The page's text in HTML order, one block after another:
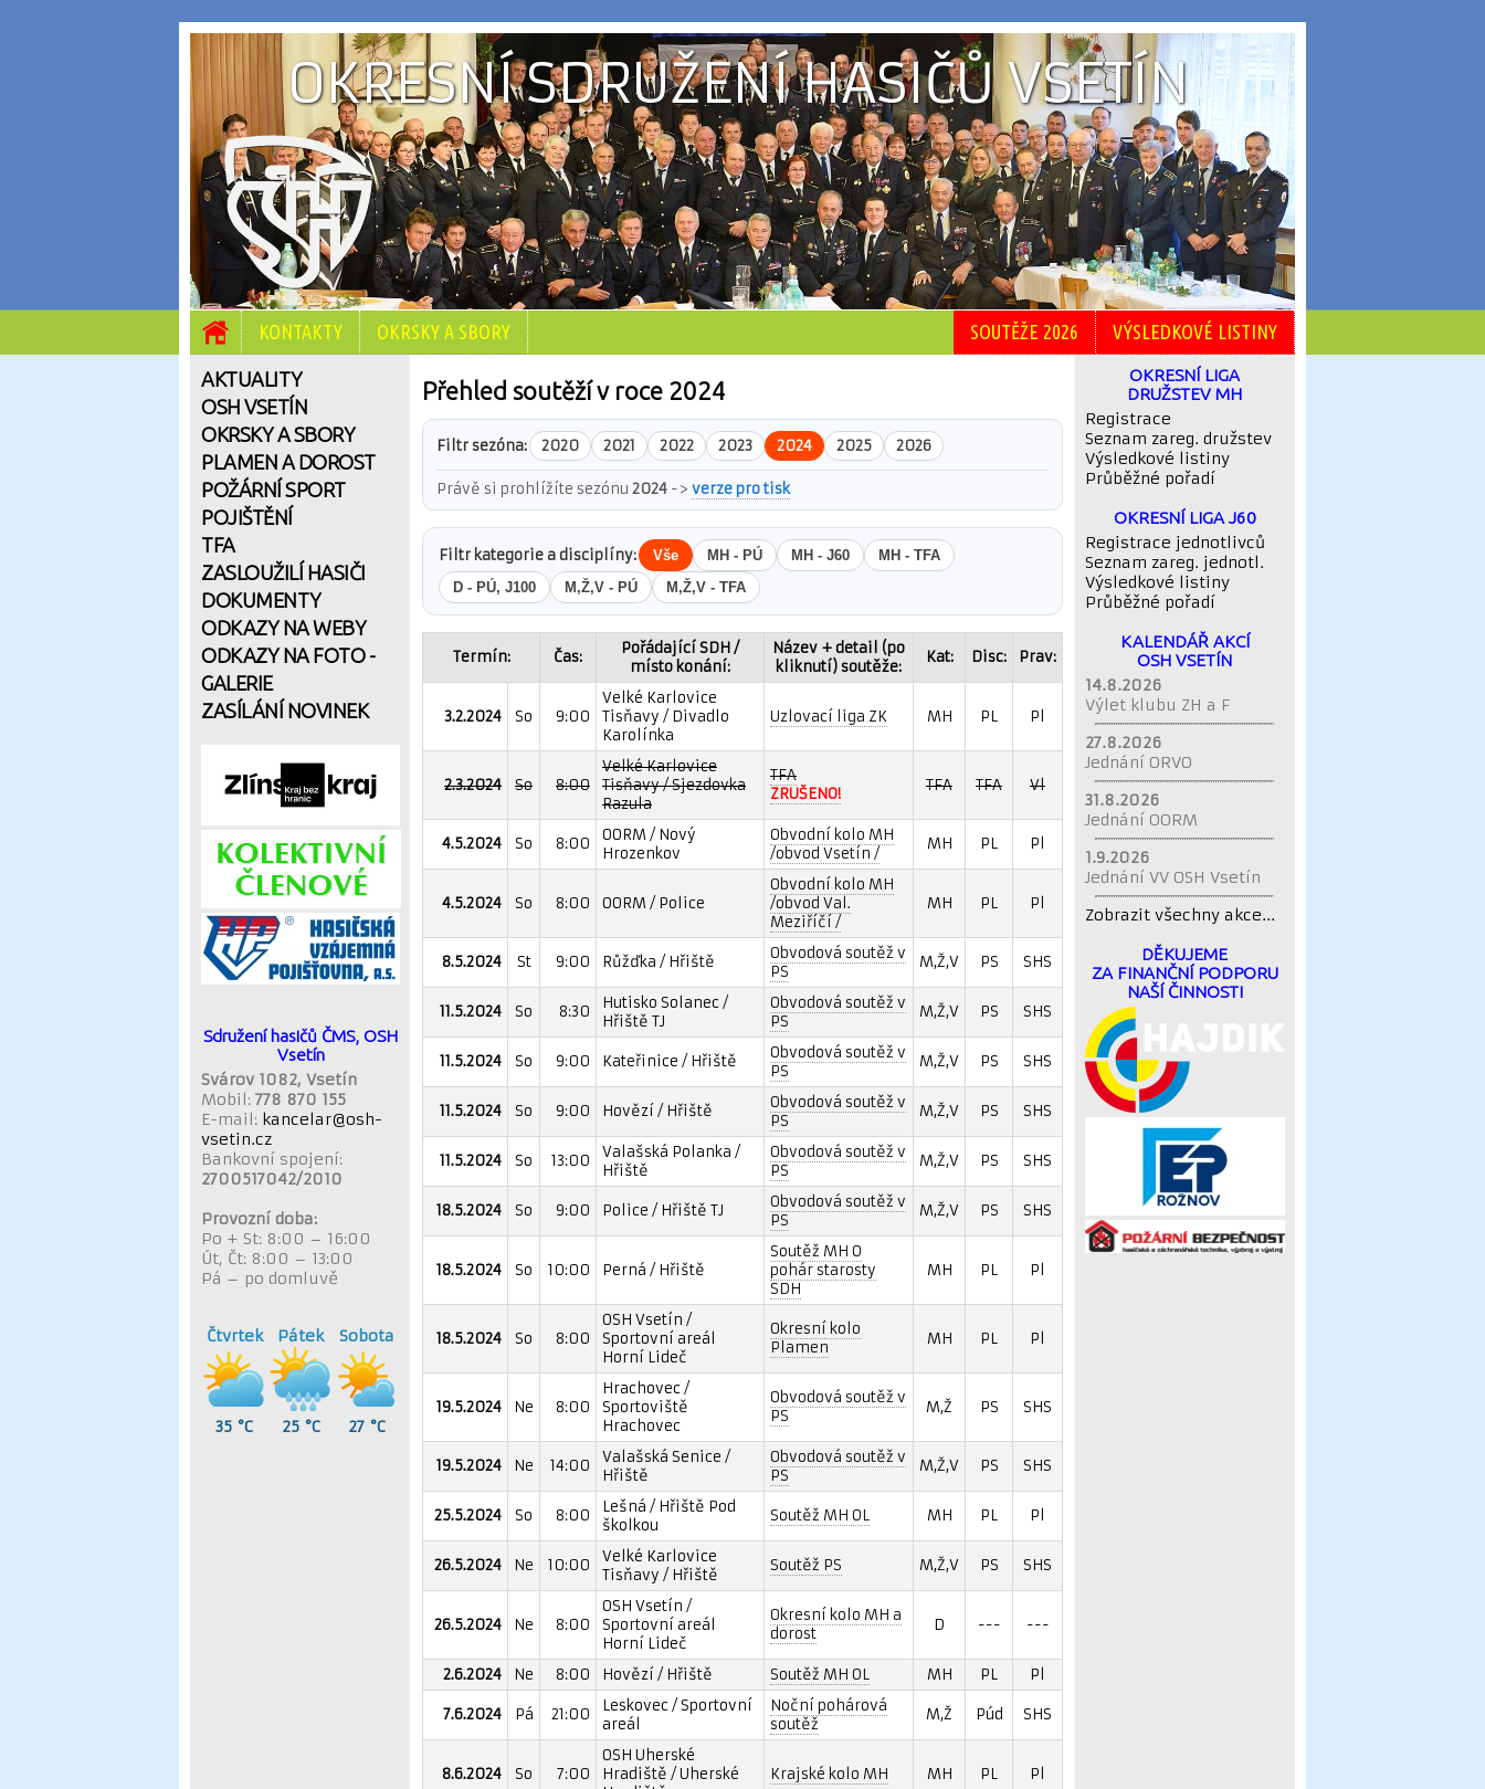
OKRESNÍ SDRUŽENÍ HASIČŮ VSETÍN
KONTAKTY OKRSKY A SBORY VÝSLEDKOVÉ LISTINY
SOUTĚŽE 2026
AKTUALITY
OSH VSETÍN
OKRSKY A SBORY
PLAMEN A DOROST
POŽÁRNÍ SPORT
POJIŠTĚNÍ
TFA
ZASLOUŽILÍ HASIČI
DOKUMENTY
ODKAZY NA WEBY
ODKAZY NA FOTO -
GALERIE
ZASÍLÁNÍ NOVINEK
Sdružení hasičů ČMS, OSH
Vsetín
Svárov 1082, Vsetín
Mobil: 778 870 155
E-mail: kancelar@osh-
vsetin.cz
Bankovní spojení:
2700517042/2010
Provozní doba:
Po + St: 8:00 – 16:00
Út, Čt: 8:00 – 13:00
Pá – po domluvě
Čtvrtek
35 °C
Pátek
25 °C
Sobota
27 °C
Přehled soutěží v roce 2024
Filtr sezóna: 2020 2021 2022 2023 2024 2025 2026
Právě si prohlížíte sezónu 2024 -> verze pro tisk
Filtr kategorie a disciplíny: Vše MH - PÚ MH - J60
MH - TFA
D - PÚ, J100
M,Ž,V - PÚ M,Ž,V - TFA
Termín: Čas:
Pořádající SDH /
místo konání:
Název + detail (po
kliknutí) soutěže:
Kat: Disc: Prav:
3.2.2024 So 9:00
Velké Karlovice
Tisňavy / Divadlo
Karolínka
Uzlovací liga ZK MH PL Pl
2.3.2024 So 8:00
Velké Karlovice
Tisňavy / Sjezdovka
Razula
TFA
ZRUŠENO!
TFA TFA Vl
4.5.2024 So 8:00
OORM / Nový
Hrozenkov
Obvodní kolo MH
/obvod Vsetín /
MH PL Pl
4.5.2024 So 8:00 OORM / Police
Obvodní kolo MH
/obvod Val.
Meziříčí /
MH PL Pl
8.5.2024 St 9:00 Růžďka / Hřiště
Obvodová soutěž v
PS
M,Ž,V PS SHS
11.5.2024 So 8:30
Hutisko Solanec /
Hřiště TJ
Obvodová soutěž v
PS
M,Ž,V PS SHS
11.5.2024 So 9:00 Kateřinice / Hřiště
Obvodová soutěž v
PS
M,Ž,V PS SHS
11.5.2024 So 9:00 Hovězí / Hřiště
Obvodová soutěž v
PS
M,Ž,V PS SHS
11.5.2024 So 13:00
Valašská Polanka /
Hřiště
Obvodová soutěž v
PS
M,Ž,V PS SHS
18.5.2024 So 9:00 Police / Hřiště TJ
Obvodová soutěž v
PS
M,Ž,V PS SHS
18.5.2024 So 10:00 Perná / Hřiště
Soutěž MH O
pohár starosty
SDH
MH PL Pl
18.5.2024 So 8:00
OSH Vsetín /
Sportovní areál
Horní Lideč
Okresní kolo
Plamen
MH PL Pl
19.5.2024 Ne 8:00
Hrachovec /
Sportoviště
Hrachovec
Obvodová soutěž v
PS
M,Ž PS SHS
19.5.2024 Ne 14:00
Valašská Senice /
Hřiště
Obvodová soutěž v
PS
M,Ž,V PS SHS
25.5.2024 So 8:00
Lešná / Hřiště Pod
školkou
Soutěž MH OL MH PL Pl
26.5.2024 Ne 10:00
Velké Karlovice
Tisňavy / Hřiště
Soutěž PS M,Ž,V PS SHS
26.5.2024 Ne 8:00
OSH Vsetín /
Sportovní areál
Horní Lideč
Okresní kolo MH a
dorost
D --- ---
2.6.2024 Ne 8:00 Hovězí / Hřiště Soutěž MH OL MH PL Pl
7.6.2024 Pá 21:00
Leskovec / Sportovní
areál
Noční pohárová
soutěž
M,Ž Púd SHS
8.6.2024 So 7:00
OSH Uherské
Hradiště / Uherské
Krajské kolo MH MH PL Pl
OKRESNÍ LIGA
DRUŽSTEV MH
Registrace
Seznam zareg. družstev
Výsledkové listiny
Průběžné pořadí
OKRESNÍ LIGA J60
Registrace jednotlivců
Seznam zareg. jednotl.
Výsledkové listiny
Průběžné pořadí
KALENDÁŘ AKCÍ
OSH VSETÍN
14.8.2026
Výlet klubu ZH a F
27.8.2026
Jednání ORVO
31.8.2026
Jednání OORM
1.9.2026
Jednání VV OSH Vsetín
Zobrazit všechny akce...
DĚKUJEME
ZA FINANČNÍ PODPORU
NAŠÍ ČINNOSTI